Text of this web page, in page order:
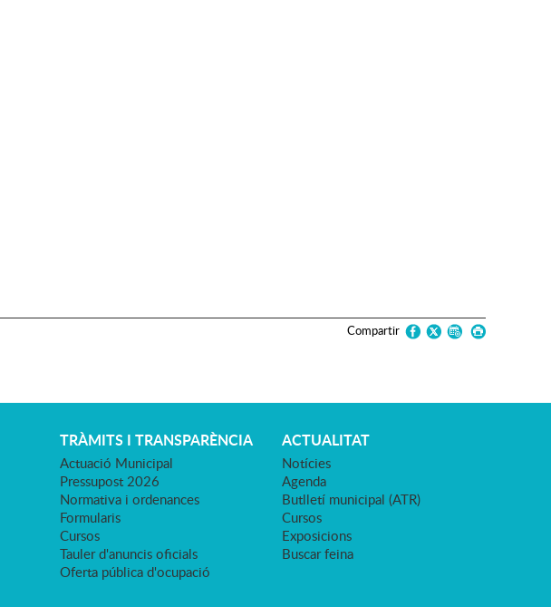
Compartir
TRÀMITS I TRANSPARÈNCIA
Actuació Municipal
Pressupost 2026
Normativa i ordenances
Formularis
Cursos
Tauler d'anuncis oficials
Oferta pública d'ocupació
ACTUALITAT
Notícies
Agenda
Butlletí municipal (ATR)
Cursos
Exposicions
Buscar feina